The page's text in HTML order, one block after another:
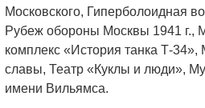
Московского, Гиперболоидная
Рубеж обороны Москвы 1941 г.,
комплекс «История танка Т-34»,
славы, Театр «Куклы и люди»,
имени Вильямса.